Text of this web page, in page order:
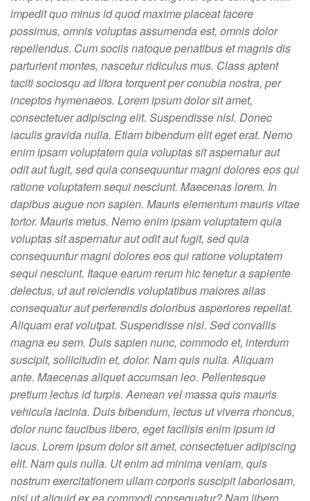
impedit quo minus id quod maxime placeat facere
possimus, omnis voluptas assumenda est, omnis dolor
repellendus. Cum sociis natoque penatibus et magnis dis
parturient montes, nascetur ridiculus mus. Class aptent
taciti sociosqu ad litora torquent per conubia nostra, per
inceptos hymenaeos. Lorem ipsum dolor sit amet,
consectetuer adipiscing elit. Suspendisse nisl. Donec
iaculis gravida nulla. Etiam bibendum elit eget erat. Nemo
enim ipsam voluptatem quia voluptas sit aspernatur aut
odit aut fugit, sed quia consequuntur magni dolores eos qui
ratione voluptatem sequi nesciunt. Maecenas lorem. In
dapibus augue non sapien. Mauris elementum mauris vitae
tortor. Mauris metus. Nemo enim ipsam voluptatem quia
voluptas sit aspernatur aut odit aut fugit, sed quia
consequuntur magni dolores eos qui ratione voluptatem
sequi nesciunt. Itaque earum rerum hic tenetur a sapiente
delectus, ut aut reiciendis voluptatibus maiores alias
consequatur aut perferendis doloribus asperiores repellat.
Aliquam erat volutpat. Suspendisse nisl. Sed convallis
magna eu sem. Duis sapien nunc, commodo et, interdum
suscipit, sollicitudin et, dolor. Nam quis nulla. Aliquam
ante. Maecenas aliquet accumsan leo. Pellentesque
pretium lectus id turpis. Aenean vel massa quis mauris
vehicula lacinia. Duis bibendum, lectus ut viverra rhoncus,
dolor nunc faucibus libero, eget facilisis enim ipsum id
lacus. Lorem ipsum dolor sit amet, consectetuer adipiscing
elit. Nam quis nulla. Ut enim ad minima veniam, quis
nostrum exercitationem ullam corporis suscipit laboriosam,